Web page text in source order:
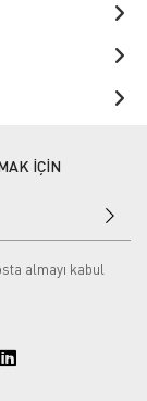
İÇİN
almayı kabul